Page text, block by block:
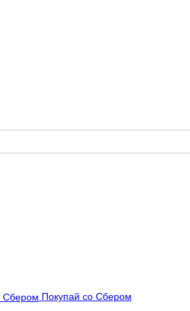
Покупай со Сбером